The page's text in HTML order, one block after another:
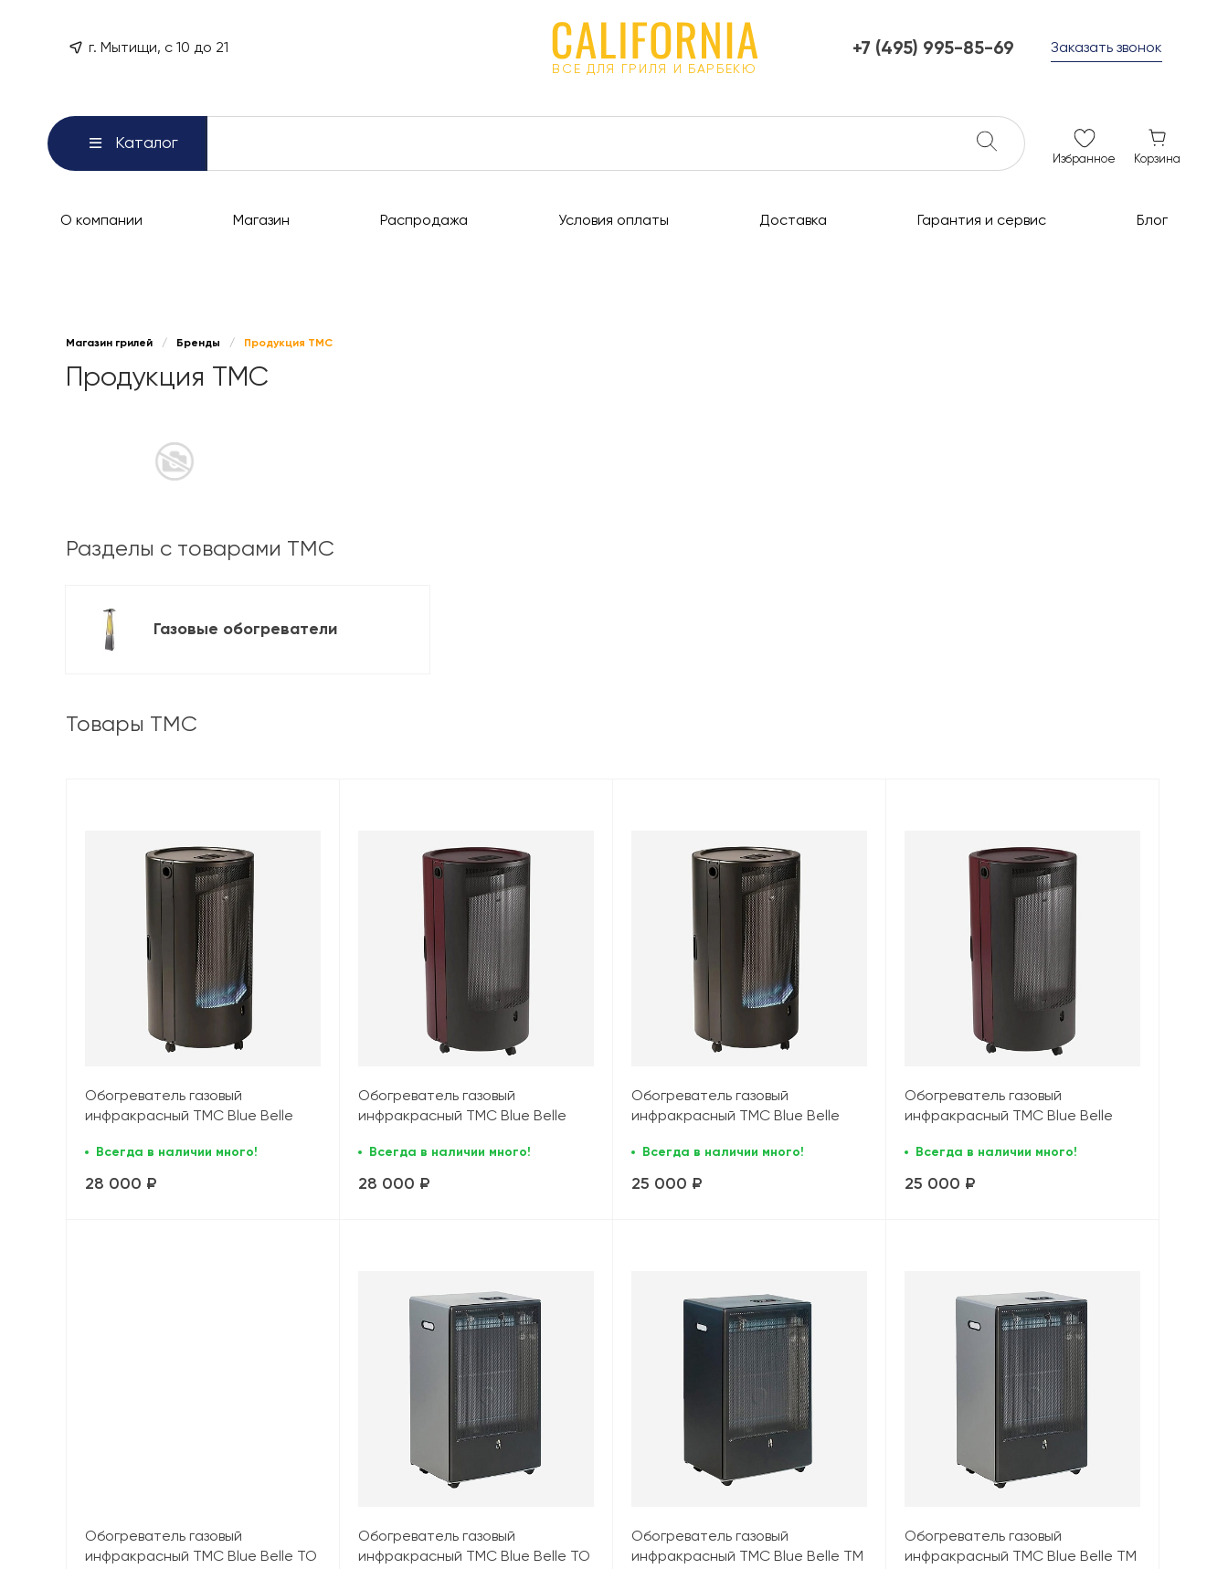
г. Мытищи, с 10 до 21
ВСЕ ДЛЯ ГРИЛЯ И БАРБЕКЮ
+7 (495) 995-85-69
ежедневно с 10 до 21
Заказать звонок
Каталог
Избранное Корзина
О компании Магазин Распродажа Условия оплаты Доставка Гарантия и сервис Блог
Магазин грилей / Бренды / Продукция TMC
Продукция TMC
Разделы с товарами TMC
Газовые обогреватели
Товары TMC
Обогреватель газовый
инфракрасный TMC Blue Belle
Всегда в наличии много!
28 000 ₽
Обогреватель газовый
инфракрасный TMC Blue Belle
Всегда в наличии много!
28 000 ₽
Обогреватель газовый
инфракрасный TMC Blue Belle
Всегда в наличии много!
25 000 ₽
Обогреватель газовый
инфракрасный TMC Blue Belle
Всегда в наличии много!
25 000 ₽
Обогреватель газовый
инфракрасный TMC Blue Belle TO
Обогреватель газовый
инфракрасный TMC Blue Belle TO
Обогреватель газовый
инфракрасный TMC Blue Belle TM
Обогреватель газовый
инфракрасный TMC Blue Belle TM